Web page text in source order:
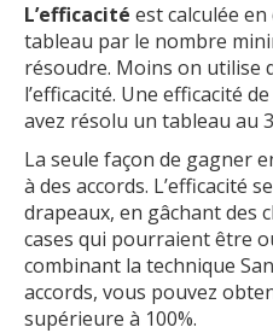
L’efficacité est calculée
tableau par le nombre
résoudre. Moins on utilise
l’efficacité. Une efficacité
avez résolu un tableau au
La seule façon de gagner
à des accords. L’efficacité
drapeaux, en gâchant des
cases qui pourraient être
combinant la technique
accords, vous pouvez
supérieure à 100%.